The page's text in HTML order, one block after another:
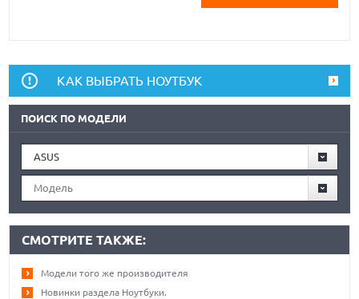
КАК ВЫБРАТЬ НОУТБУК
ПОИСК ПО МОДЕЛИ
ASUS
Модель
СМОТРИТЕ ТАКЖЕ:
Модели того же производителя
Новинки раздела Ноутбуки.